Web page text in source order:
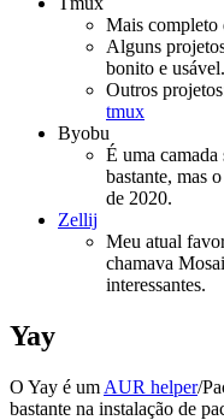
Mais completo
Alguns
bonito e usável.
Outros
tmux
Byobu
É uma
bastante, mas
de 2020.
Zellij
Meu atual
chamava
interessantes.
Yay
O Yay é um AUR helper/
bastante na instalação de